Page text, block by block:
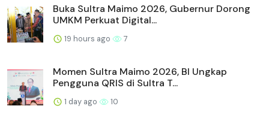
Buka Sultra Maimo 2026, Gubernur Dorong
UMKM Perkuat Digital...
19 hours ago 7
Momen Sultra Maimo 2026, BI Ungkap
Pengguna QRIS di Sultra T...
1 day ago 10